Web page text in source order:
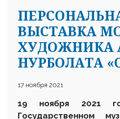
ВЫСТАВКА
ХУДОЖНИКА
НУРБОЛАТА
17 ноября 2021
19 ноября 2021
Государственном